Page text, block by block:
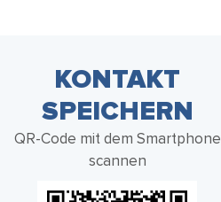
SOZIALES
KONTAKT
SPEICHERN
QR-Code mit dem Smartphone
scannen